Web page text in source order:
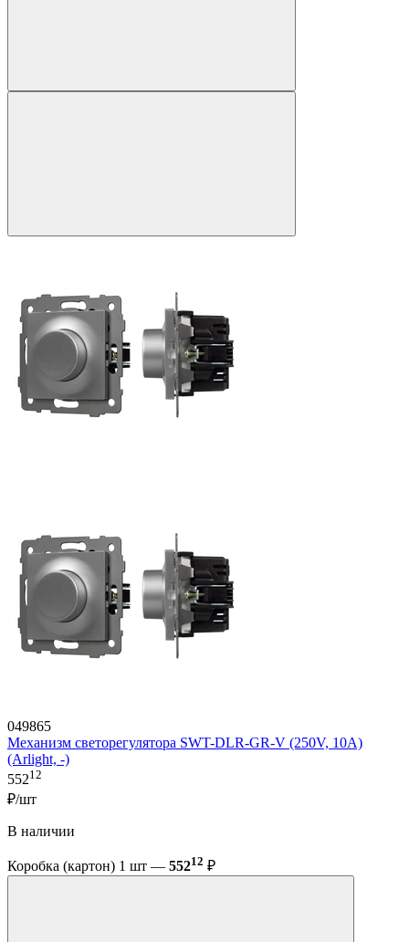
049865
Механизм светорегулятора SWT-DLR-GR-V (250V, 10A)
(Arlight, -)
55212
₽/шт
В наличии
Коробка (картон) 1 шт — 55212 ₽